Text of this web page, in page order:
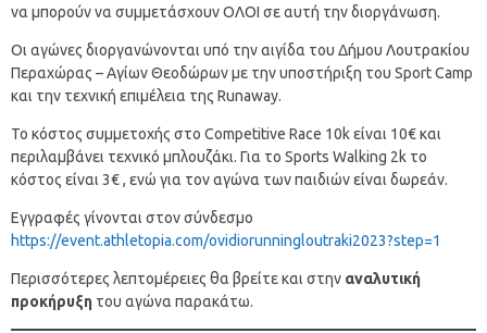
να μπορούν να συμμετάσχουν ΟΛΟΙ σε αυτή την διοργάνωση.
Οι αγώνες διοργανώνονται υπό την αιγίδα του Δήμου Λουτρακίου
Περαχώρας – Αγίων Θεοδώρων με την υποστήριξη του Sport Camp
και την τεχνική επιμέλεια της Runaway.
Το κόστος συμμετοχής στο Competitive Race 10k είναι 10€ και
περιλαμβάνει τεχνικό μπλουζάκι. Για το Sports Walking 2k το
κόστος είναι 3€ , ενώ για τον αγώνα των παιδιών είναι δωρεάν.
Εγγραφές γίνονται στον σύνδεσμο
https://event.athletopia.com/ovidiorunningloutraki2023?step=1
Περισσότερες λεπτομέρειες θα βρείτε και στην αναλυτική
προκήρυξη του αγώνα παρακάτω.